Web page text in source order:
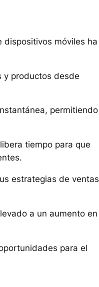
dispositivos móviles ha
y productos desde
permitiendo
tiempo para que
estrategias de ventas
a un aumento en
para el